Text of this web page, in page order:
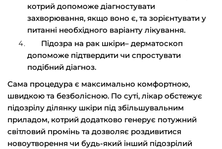
котрий допоможе діагностувати
захворювання, якщо воно є, та зорієнтувати у
питанні необхідного варіанту лікування.
Підозра на рак шкіри– дерматоскоп
допоможе підтвердити чи спростувати
подібний діагноз.
Сама процедура є максимально комфортною,
швидкою та безболісною. По суті, лікар обстежує
підозрілу ділянку шкіри під збільшувальним
приладом, котрий додатково генерує потужний
світловий промінь та дозволяє роздивитися
новоутворення чи будь-який інший підозрілий